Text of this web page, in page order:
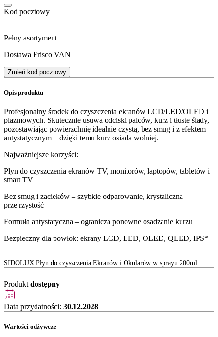
Kod pocztowy
Pełny asortyment
Dostawa Frisco VAN
Zmień kod pocztowy
Opis produktu
Profesjonalny środek do czyszczenia ekranów LCD/LED/OLED i
plazmowych. Skutecznie usuwa odciski palców, kurz i tłuste ślady,
pozostawiając powierzchnię idealnie czystą, bez smug i z efektem
antystatycznym – dzięki temu kurz osiada wolniej.
Najważniejsze korzyści:
Płyn do czyszczenia ekranów TV, monitorów, laptopów, tabletów i
smart TV
Bez smug i zacieków – szybkie odparowanie, krystaliczna
przejrzystość
Formuła antystatyczna – ogranicza ponowne osadzanie kurzu
Bezpieczny dla powłok: ekrany LCD, LED, OLED, QLED, IPS*
SIDOLUX Płyn do czyszczenia Ekranów i Okularów w sprayu 200ml
Produkt dostępny
Data przydatności: 30.12.2028
Wartości odżywcze